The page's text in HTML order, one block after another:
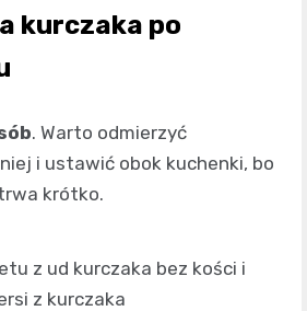
kurczaka po
. Warto odmierzyć
i ustawić obok kuchenki, bo
krótko.
z ud kurczaka bez kości i
z kurczaka